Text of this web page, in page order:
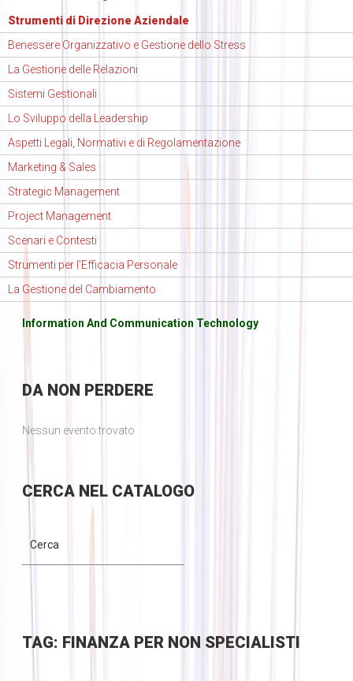
Strumenti di Direzione Aziendale
Benessere Organizzativo e Gestione dello Stress
La Gestione delle Relazioni
Sistemi Gestionali
Lo Sviluppo della Leadership
Aspetti Legali, Normativi e di Regolamentazione
Marketing & Sales
Strategic Management
Project Management
Scenari e Contesti
Strumenti per l'Efficacia Personale
La Gestione del Cambiamento
Information And Communication Technology
DANON PERDERE
Nessun evento trovato
CERCANEL CATALOGO
TAG: FINANZA PER NON SPECIALISTI